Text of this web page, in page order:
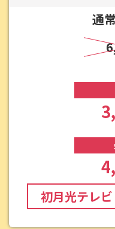
通
初月光テレ